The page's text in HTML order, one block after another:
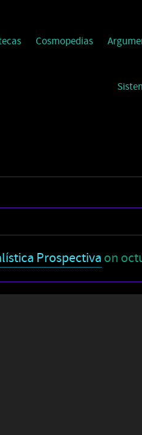
Cosmopedias
Prospectiva on